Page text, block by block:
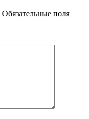
Обязательные поля